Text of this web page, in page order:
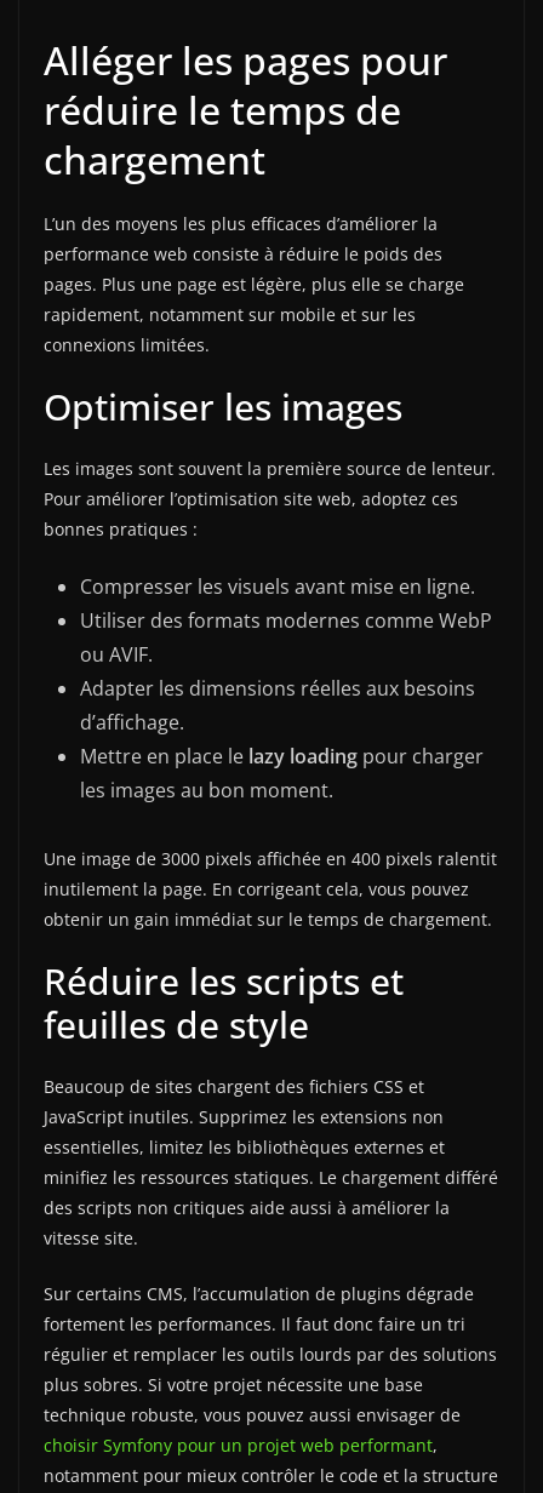
Alléger les pages pour
réduire le temps de
chargement
L’un des moyens les plus efficaces d’améliorer la
performance web consiste à réduire le poids des
pages. Plus une page est légère, plus elle se charge
rapidement, notamment sur mobile et sur les
connexions limitées.
Optimiser les images
Les images sont souvent la première source de lenteur.
Pour améliorer l’optimisation site web, adoptez ces
bonnes pratiques :
Compresser les visuels avant mise en ligne.
Utiliser des formats modernes comme WebP
ou AVIF.
Adapter les dimensions réelles aux besoins
d’affichage.
Mettre en place le lazy loading pour charger
les images au bon moment.
Une image de 3000 pixels affichée en 400 pixels ralentit
inutilement la page. En corrigeant cela, vous pouvez
obtenir un gain immédiat sur le temps de chargement.
Réduire les scripts et
feuilles de style
Beaucoup de sites chargent des fichiers CSS et
JavaScript inutiles. Supprimez les extensions non
essentielles, limitez les bibliothèques externes et
minifiez les ressources statiques. Le chargement différé
des scripts non critiques aide aussi à améliorer la
vitesse site.
Sur certains CMS, l’accumulation de plugins dégrade
fortement les performances. Il faut donc faire un tri
régulier et remplacer les outils lourds par des solutions
plus sobres. Si votre projet nécessite une base
technique robuste, vous pouvez aussi envisager de
choisir Symfony pour un projet web performant,
notamment pour mieux contrôler le code et la structure